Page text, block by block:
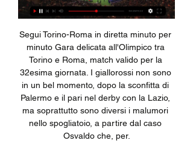
Segui Torino-Roma in diretta minuto per minuto Gara delicata all'Olimpico tra Torino e Roma, match valido per la 32esima giornata. I giallorossi non sono in un bel momento, dopo la sconfitta di Palermo e il pari nel derby con la Lazio, ma soprattutto sono diversi i malumori nello spogliatoio, a partire dal caso Osvaldo che, per.

marco marini 4 anni fa. invece di regalare aziende a tedeschi ed americani facciamo come chavez(che però poi è stato avvelenato come arafat e ucciso come Haider noi italiani non l'avremo mai questo onore,avendo solo buffoni come leader..non comici,ma buffoni!). davide herzog 4 anni fa.

considera le partite giocate in casa in campionato. Dati aggiornati al 31 maggio 2015: Questa voce raccoglie le informazioni riguardanti il Football Club Internazionale Milano nelle competizioni ufficiali della stagione 2014-2015.

Spezia - Ternana: diretta live Serie B Calcio 12/11/2023 Segui la diretta live di Spezia - Ternana con aggiornamenti in tempo reale. Vivi l'emozione della Serie B Calcio su gazzetta.it.

Streaming: Ternana Calcio-Spezia Calcio gratis Cittadella 12 minuti fa — Streaming: Ternana Calcio-Spezia Calcio gratis Cittadella - Spezia diretta gratis 23 dicembre 2023 Guadare 11 febbraio 2024 1 giorno fa ...

Ternana U19 - Spezia U19 risultati in diretta, risultati H2H e La partita è di Campionato Primavera 2, Girone B. Ternana U19 ha giocato contro Spezia U19 2 partite in questa stagione. Al momento, Ternana U19 è 6°, mentre ...

Fratelli di Crozza è uno spettacolo televisivo di Maurizio Crozza trasmesso dal 3 marzo 2017 sul canale Nove. La prima puntata è stata trasmessa in simulcast anche sugli altri canali del gruppo Discovery Italia: Real Time, DMAX, Giallo e Focus.

Calcio: Ternana Risultati in diretta, Calendario, Risultati Diretta.it Centro Live (disponibile per i campionati maggiori) fornisce statistiche dettagliate (possesso palla, tiri in porta, punizioni, calci d'angolo, falli) ...

Miss Italia 2016, vince Rachele Risaliti. Facchinetti incorona la pratese di 21 anni. Paola Torrente, miss curvy, è seconda. In trasmissione Raul Bova, protagonista dello speed date con Vincenzo Salemme, e il campione olimpico Gregorio Paltrinieri

Crotone, sul calciomercato si sogna Maxi Lopez. L’argentino vorrebbe tornare in Italia: spuntano anche le ipotesi Chievo e Frosinone Il Crotone di mister Stroppa continua a lavorare sul calciomercato, sognando un grande nome per l’attacco. L’identikit è bello che disegnato: esperto, tecnico

Consorzio ASI. Chi Siamo; VARIANTE PLANIMETRICA al Piano Regolatore Territoriale del Consorzio per l’Area di Sviluppo Industriale della Provincia di Avellino – Agglomerato di Solofra.

Ternana - Spezia: diretta live Serie B Calcio 11/02/2024 Segui la diretta live di Ternana - Spezia con aggiornamenti in tempo reale. Vivi l'emozione della Serie B Calcio su gazzetta.it.

L'elenco delle filiali e degli sportelli bancari di Banca Popolare di Novara presenti nel comune di Roma in provincia di Roma, in Lazio. Tutte le informazioni a portata di mano con pochi click.

Portogallo Svizzera diretta live streaming e tv: dove vedere la partita valida per la Uefa Nations League. PORTOGALLO SVIZZERA STREAMING TV – Stasera, mercoledì 5 giugno 2019, alle ore 20,45 Portogallo e Svizzera si sfidano allo stadio do Dragão di Porto per la semifinale della Nations League, chiamata anche Lega delle nazioni, torneo.

Sto cercando il video di Fiorentina - Bari 1 - 2 della Coppa Italia 1983/84. Qualcuno può aiutarmi? Se qualcuno dovesse averlo, può contattarmi al seguente indirizzo email: …

Italia Bulgaria Streaming – E’ tutto pronto per l’Italia di Cesare Prandelli, che vuole ipotecare la qualificazione ai Mondiali 2014 in Brasile. Questa sera, a partire dalle ore 20:30, gli Azzurri sfidano la Bulgaria allo stadio ‘Renzo Barbera’ di Palermo. La sfida è senza dubbio molto

Spezia Calcio in diretta tv Terna | Ducati Desert X 1 ora fa — Streaming Ternana Calcio - Spezia Calcio in diretta tv Ternana Calcio vs Spezia Calcio H2H 11/02/2024 In data odierna Diretta.it Centro Live ...

Odissea senza fine sulla linea ferroviaria Roma-Cassino interrotta nuovamente dalle 9:00 di martedì 26 marzo. Come informa Rfi la sospensione fra Colleferro e Ciampino è stata necessaria per permettere ai tecnici di Rete Ferroviaria Italiana il ripristino dell’infrastruttura.

Augusto Vacchino ci ha inviato alcune considerazioni sul teleriscaldamento cittadino: «Signor direttore, una domenica sera alla tv cʼera Presa Diretta dedicata alle energie alternative: un tema di rilievo che il bravissimo conduttore Iacona ha trattato in modo esemplare, da proiettare nelle scuole.

EUROPEO U18 – Italia da sogno: Spagna domata e semifinale centrata.. Ad attendere ora le azzurre lo “scoglio” Russia, che ieri ha superato la Lettonia per 79-52: un’eventuale ulteriore vittoria consentirebbe alle italiane di accedere alla finale per il titolo Europeo.

#RAGAZZICONTRO, ma contro cosa? Omofobia, bullismo, contro sé stessi quando non si rispettano. Una lunga serie di mostri da combattere, magari alleandosi con la generazione di Piervincenzi, che dichiara di essere contro quelle etichette che solitamente i grandi usano per descrivere i "nativi digitali".

Webcam in diretta da Nard. Previsioni meteo per Nardò: una giornata di sole con cielo sgombro da nubi. Vento da Nord-Est con intensità di 11 Km/h. Temperature: i valori oscilleranno tra 18 °C di minima e 25 di massima.. Situazione Meteo nelle province e principali città in Puglia.

Calcio Streaming. 140 likes. Dare le ultime informazioni e notizie circa il mondo del calcio, dal calciomercato alle ultime dai ritiri delle tue squadre...

Calcio: Spezia Risultati in diretta, Calendario, Risultati Diretta.it Centro Live (disponibile per i campionati maggiori) fornisce statistiche dettagliate (possesso palla, tiri in porta, punizioni, calci d'angolo, falli) ...

Tutto pronto per il saggio spettacolo degli allievi della Libertas Pilastro Pattinaggio che si svolgerà domenica prossima 17 giugno alle ore 18.00 presso il centro sportivo Sacro Cuore, organizzato in collaborazione con il Centro Provinciale Libertas. Questa edizione ha per titolo “SIAMO AMICI

Workshop introduttivo sull’Applied Behaviour Analysis-Verbal Behaviour (ABA-VB) Il corso di formazione ha come scopo la divulgazione dell'Analisi del Comportamento Verbale introducendo quelli che sono i principi e le procedure del Verbal Behavior di Skinner.

Sono stata ospite di Nicola con una mia amica, purtroppo durante un weekend piovoso. Ma la posizione della casa e la sua comodite ci ha permesso comunque di passare dei bei giorni in relax! Nicola ci ha dato dei buoni consigli ed è stato molto disponibile. Consigliatissimo!

FIRS ITALIANA DI ASSCURAZIONI S.P.A. IN L.C.A. - Via Massimi 158 - 00136 Roma (RM)41.9262812.43768: visualizza indirizzo, numero di telefono, CAP, mappa, indicazioni stradali e altre informazioni utili per FIRS ITALIANA DI ASSCURAZIONI S.P.A. IN L.C.A. in Roma su Paginebianche.

La partita Italia-Francia Under 20 vedrà gli azzurri allenati da Alessandro Troncon affrontare i francesi nel quarto incontro di RBS 6 Nazioni 2015 di categoria. Dopo l’incontro a Bielle contro l’Irlanda, questo sarà il secondo e penultimo incontro in Italia per gli azzurrini, che il 20 marzo si troveranno ad affrontare il Galles a Rovereto.

Skill per Amazon Alexa. Realizziamo applicazioni a comando vocale che consentono di far ascoltare la tua radio pronunciando una frase del tipo "Alexa, apri Radio (il nome della tua)".

Sarà FeralpiSalò-Südtirol il match valido per il primo turno della fase finale di Coppa Italia. Le partite sono ad eliminazione diretta in gara unica. Alla fase finale partecipano 48 società, di cui 21 qualificate nella fase eliminatoria e le 27 che hanno partecipato alla TIM CUP organizzata dalla Lega Nazionale Professionisti Serie A.

Football tottenham hotspurs, acquista capi tecnici da calcio e divise e accessori ufficiali delle squadre di calcio su Tifoshop.com Football tottenham hotspurs - Tifoshop.com Il presente sito adotta cookie per migliorare la navigazione.

Roma Parioli, Flaminio: Cerca Appartamenti in vendita: Trova gli annunci e le proposte di Appartamenti in vendita in zona Parioli, Flaminio, Roma proposti da Tecnorete

5 luoghi infestati in Toscana dove non vorreste mai passare la notte. Halloween è alle porte: tra castelli misteriosi e città fantasma, vi presentiamo i luoghi più inquietanti della Toscana

Live Ternana - Spezia - Serie B: Punteggi & Highlights Calcio ... e molto di più. Divertitevi con noi a segure Live tutte le maggiori competizioni di questa stagione di sport. Scopri di più. Com'è stata la tua esperienza oggi?

Sabato 16, alle ore 18.00, si disputerà Cagliari-Parma, gara valida per la 24^ giornata di serie A. La squadra di Maran si ritroverà a fronteggiare una sfida delicata contro la rosa di D’Aversa, che in più di un’occasione ha saputo stupire con le proprie prestazioni.

Ternana in tv e streami | MF - Team Caffeine Group 1 ora fa — oggi 25 agosto con orario d'inizio e canale tv. E Ternana Calcio vs Spezia Calcio Live 5 ore fa — Esplora le statistiche da Ternana Calcio vs ...

(iv) successivamente alla trasmissione dell'Ordine relativamente ad uno o più Prodotti, l’utente può modificare il proprio Ordine accedendo all'area "I miei ordini" e seguendo le istruzioni del Sito, fino a quando, nella predetta area, non verrà indicato che l'ordine non è più modificabile, poiché il Prodotto è in preparazione per la.

Corinna Dentoni scriverà all’Itf e ha chiesto la registrazione dell’incontro che era coperto da telecamere. “La mia parola conta poco, ma spero che non lasciar correre sia un atto dovuto alle generazioni che verranno, perché la fatica deve essere ripagata e non gettata come spazzatura.

In una giornata disturbata a tratti dalla pioggerellina, con il pubblico del Giuseppe Lopresti che ha comunque risposto facendo registrare 400 presenze circa, la Palmese subisce l’ennesima sconfit